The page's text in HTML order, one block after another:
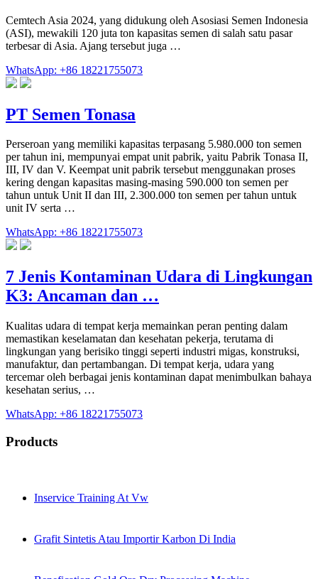
Cemtech Asia 2024, yang didukung oleh Asosiasi Semen Indonesia
(ASI), mewakili 120 juta ton kapasitas semen di salah satu pasar
terbesar di Asia. Ajang tersebut juga …
WhatsApp: +86 18221755073
PT Semen Tonasa
Perseroan yang memiliki kapasitas terpasang 5.980.000 ton semen
per tahun ini, mempunyai empat unit pabrik, yaitu Pabrik Tonasa II,
III, IV dan V. Keempat unit pabrik tersebut menggunakan proses
kering dengan kapasitas masing-masing 590.000 ton semen per
tahun untuk Unit II dan III, 2.300.000 ton semen per tahun untuk
unit IV serta …
WhatsApp: +86 18221755073
7 Jenis Kontaminan Udara di Lingkungan
K3: Ancaman dan …
Kualitas udara di tempat kerja memainkan peran penting dalam
memastikan keselamatan dan kesehatan pekerja, terutama di
lingkungan yang berisiko tinggi seperti industri migas, konstruksi,
manufaktur, dan pertambangan. Di tempat kerja, udara yang
tercemar oleh berbagai jenis kontaminan dapat menimbulkan bahaya
kesehatan serius, …
WhatsApp: +86 18221755073
Products
Inservice Training At Vw
Grafit Sintetis Atau Importir Karbon Di India